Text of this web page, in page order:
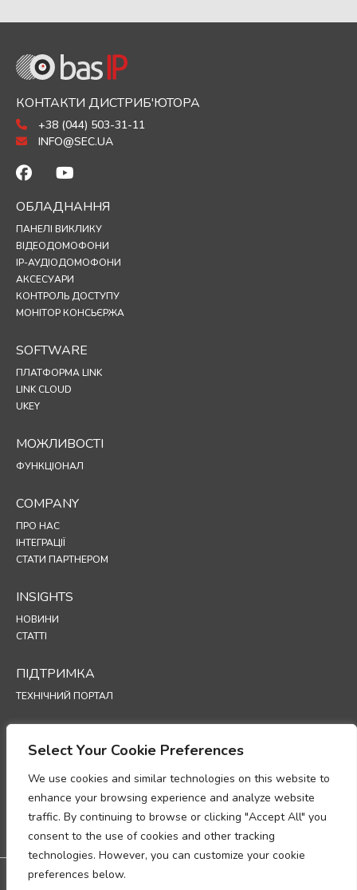
Select Your Cookie Preferences
We use cookies and similar technologies on this website to
enhance your browsing experience and analyze website
traffic. By continuing to browse or clicking "Accept All" you
consent to the use of cookies and other tracking
technologies. However, you can customize your cookie
preferences below.
КОНТАКТИ ДИСТРИБ'ЮТОРА
+38 (044) 503-31-11
INFO@SEC.UA
ОБЛАДНАННЯ
ПАНЕЛІ ВИКЛИКУ
ВІДЕОДОМОФОНИ
IP-АУДІОДОМОФОНИ
АКСЕСУАРИ
КОНТРОЛЬ ДОСТУПУ
МОНІТОР КОНСЬЄРЖА
SOFTWARE
ПЛАТФОРМА LINK
LINK CLOUD
UKEY
МОЖЛИВОСТІ
ФУНКЦІОНАЛ
COMPANY
ПРО НАС
ІНТЕГРАЦІЇ
СТАТИ ПАРТНЕРОМ
INSIGHTS
НОВИНИ
СТАТТІ
ПІДТРИМКА
ТЕХНІЧНИЙ ПОРТАЛ
ПОЛІТИКА КОНФІДЕНЦІЙНОСТІ
ПОЛІТИКА ВИКОРИСТАННЯ ФАЙЛІВ COOKIE
ПЕРСОНАЛЬНИХ ДАНИХ
ДОДАТОК ЩОДО ОБРОБКИ ДАНИХ
Дистриб'ютор в Україні - SEC Group: